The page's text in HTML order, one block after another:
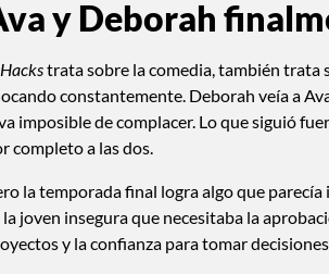
y Deborah
Hackstrata sobre la comedia, también trata
constantemente. Deborah veía a
imposible de complacer. Lo que siguió
completo a las dos.
la temporada final logra algo que
la joven insegura que necesitaba la
y la confianza para tomar